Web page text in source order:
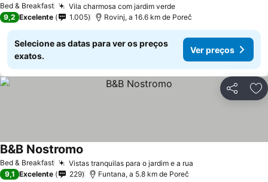
Bed & Breakfast Vila charmosa com jardim verde
9,2 Excelente 1.005 Rovinj, a 16.6 km de Poreč
Selecione as datas para ver os preços
exatos.
Ver preços
Partilhar
Bed & Breakfast Vistas tranquilas para o jardim e a rua
B&B Nostromo
9,1 Excelente 229 Funtana, a 5.8 km de Poreč